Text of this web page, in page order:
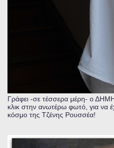
Γράφει -σε τέσσερα μέρη- ο
κλικ στην ανωτέρω φωτό, για να
κόσμο της Τζένης Ρουσσέα!